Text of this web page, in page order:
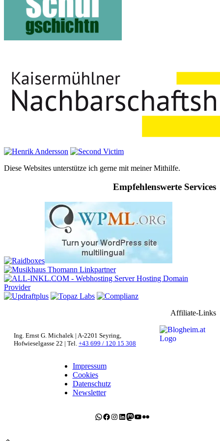
Diese Websites unterstütze ich gerne mit meiner Mithilfe.
Empfehlenswerte Services
Affiliate-Links
Ing. Ernst G. Michalek | A-2201 Seyring,
Hofwieselgasse 22 | Tel. +43 699 / 120 15 308
Impressum
Cookies
Datenschutz
Newsletter
WhatsApp
Facebook
Instagram
LinkedIn
Mastodon
YouTube
Flickr